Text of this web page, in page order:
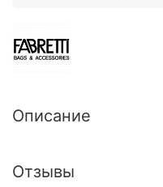
Описание
Отзывы